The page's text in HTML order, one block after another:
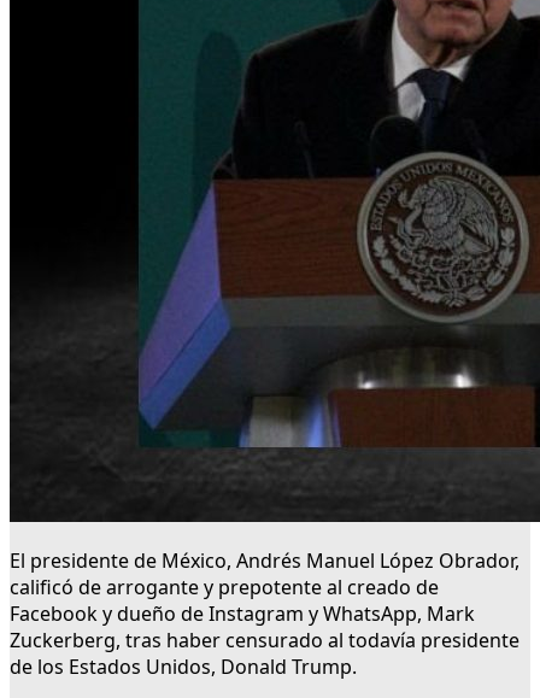
El presidente de México, Andrés Manuel López Obrador,
calificó de arrogante y prepotente al creado de
Facebook y dueño de Instagram y WhatsApp, Mark
Zuckerberg, tras haber censurado al todavía presidente
de los Estados Unidos, Donald Trump.